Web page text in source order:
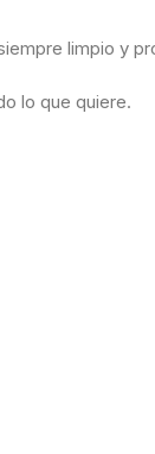
limpio y
lo que quiere.